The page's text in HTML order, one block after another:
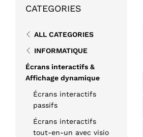
CATEGORIES
ALL CATEGORIES
INFORMATIQUE
Écrans interactifs &
Affichage dynamique
Écrans interactifs
passifs
Écrans interactifs
tout-en-un avec visio